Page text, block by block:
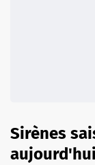
Sirènes